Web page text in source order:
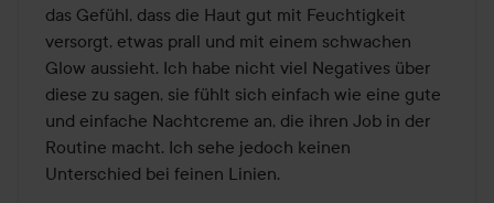
das Gefühl, dass die Haut gut mit Feuchtigkeit
versorgt, etwas prall und mit einem schwachen
Glow aussieht. Ich habe nicht viel Negatives über
diese zu sagen, sie fühlt sich einfach wie eine gute
und einfache Nachtcreme an, die ihren Job in der
Routine macht. Ich sehe jedoch keinen
Unterschied bei feinen Linien.